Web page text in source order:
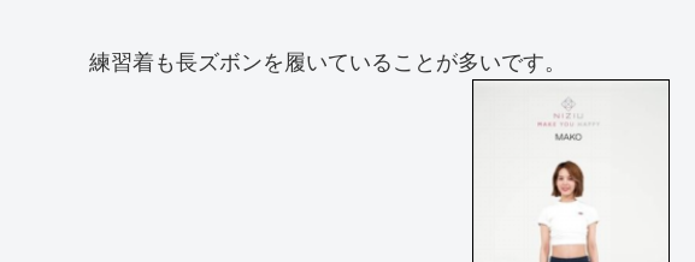
練習着も長ズボンを履いていることが多いです。